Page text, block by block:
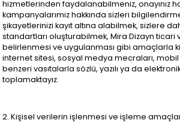
hizmetlerinden faydalanabilmeniz, onayınız
kampanyalarımız hakkında sizleri
şikayetlerinizi kayıt altına alabilmek, sizlere
standartları oluşturabilmek, Mira Dizayn ticari
belirlenmesi ve uygulanması gibi amaçlarla
internet sitesi, sosyal medya mecraları,
benzeri vasıtalarla sözlü, yazılı ya da
toplamaktayız.
2. Kişisel verilerin işlenmesi ve işleme